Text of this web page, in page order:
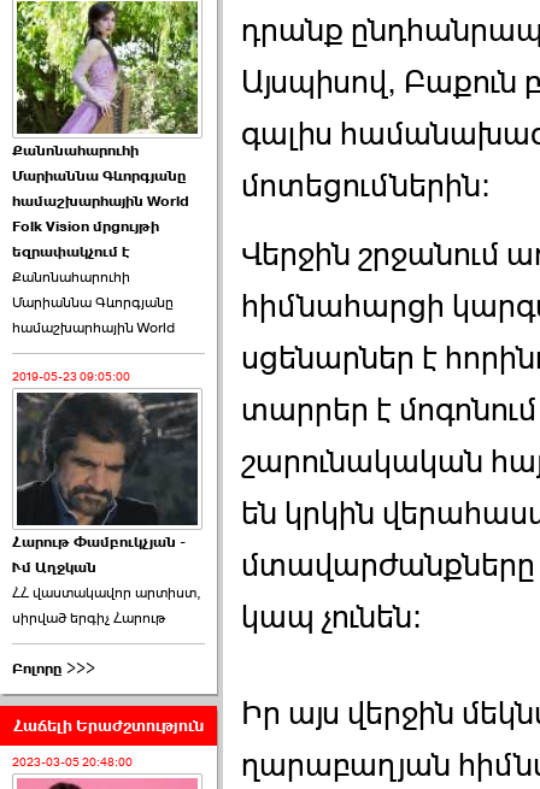
է. «Հրապարակ» ›››
2026-06-25 17:13:00
ԱԺ նախագահի
թեկնածու է ընտրվել
Ռուբեն Ռուբինյանը ›››
2026-06-23 21:28:00
«Ժողովուրդ»-ը
հերթական ›››
2026-06-21 23:00:00
armlur.ՔՊ-ի ներսում
սպասում են ›››
Քանոնահարուհի
Մարիաննա Գևորգյանը
համաշխարհային World
Folk Vision մրցույթի
եզրափակչում է
Քանոնահարուհի
Մարիաննա Գևորգյանը
համաշխարհային World
2019-05-23 09:05:00
Հարութ Փամբուկչյան -
Ւմ Աղջկան
ՀՀ վաստակավոր արտիստ,
սիրված երգիչ Հարութ
Բոլորը >>>
Հաճելի Երաժշտություն
2023-03-05 20:48:00
դրանք
Այսպիսով, Բաքուն
գալիս
մոտեցումներին:
Վերջին շրջանում
հիմնահարցի
սցենարներ է
տարրեր է
շարունակական
են կրկին
մտավարժանքները
կապ չունեն:
Իր այս վերջին
ղարաբաղյան